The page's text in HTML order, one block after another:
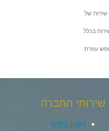
שירות של
בכלל
עוזרת
שירותי החברה
ניקיון בתים